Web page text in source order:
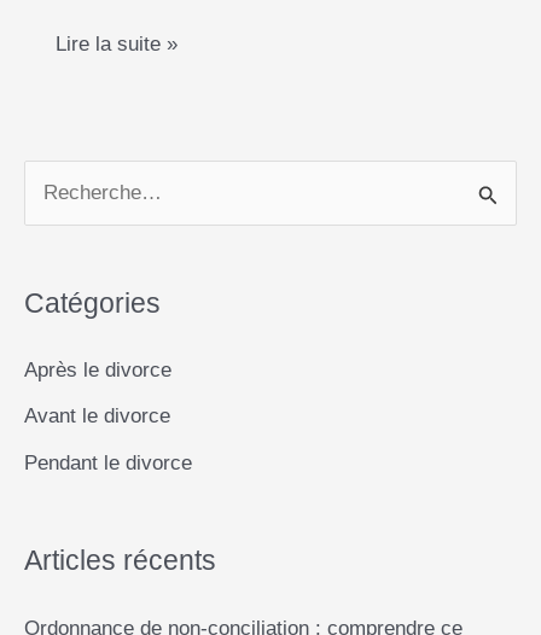
m
l
a
b
o
k
h
s
A
p
e
L
e
Prestation
Lire la suite »
e
h
r
c
h
Catégories
Après le divorce
Avant le divorce
Pendant le divorce
Articles récents
Ordonnance de non-conciliation : comprendre ce